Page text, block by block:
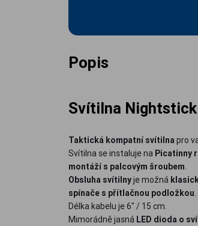
Popis
Svítilna Nightstick
Taktická kompatní svítilna pro
Svítilna se instaluje na Picatinny
montáží s palcovým šroubem.
Obsluha svítilnyje možná
spínače s přítlačnou podložkou.
Délka kabelu je 6" / 15 cm.
Mimorádně jasná LED dioda o